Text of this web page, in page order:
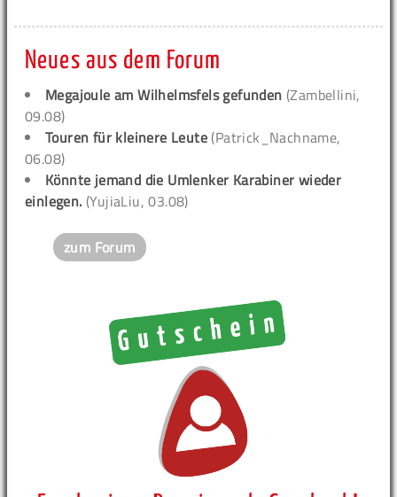
Neues aus dem Forum
Megajoule am Wilhelmsfels gefunden (Zambellini,
09.08)
Touren für kleinere Leute (Patrick_Nachname,
06.08)
Könnte jemand die Umlenker Karabiner wieder
einlegen. (YujiaLiu, 03.08)
zum Forum